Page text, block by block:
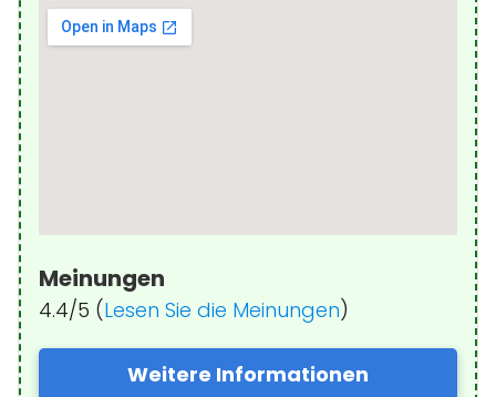
Meinungen
4.4/5 (Lesen Sie die Meinungen)
Weitere Informationen